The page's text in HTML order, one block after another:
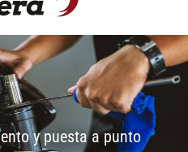
y puesta a punto